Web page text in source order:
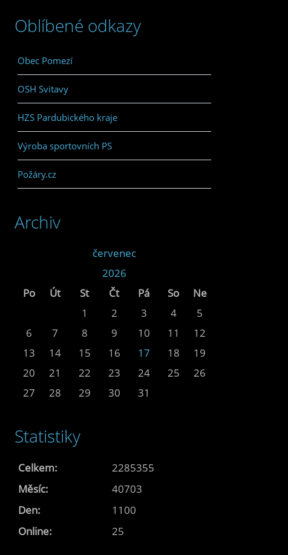
Oblíbené odkazy
Obec Pomezí
OSH Svitavy
HZS Pardubického kraje
Výroba sportovních PS
Požáry.cz
Archiv
červenec
2026
Po
Út St Čt Pá So
Ne
1
2 3 4
5
6
7 8 9 10 11
12
13
14 15 16 17 18
19
20
21 22 23 24 25
26
27
28 29 30 31
Statistiky
Online: 25
Celkem:
2285355
Měsíc:
40703
Den:
1100